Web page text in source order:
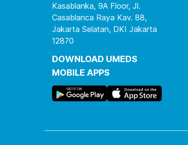
Kasablanka, 9A Floor, Jl.
Casablanca Raya Kav. 88,
Jakarta Selatan, DKI Jakarta
12870
DOWNLOAD UMEDS
MOBILE APPS